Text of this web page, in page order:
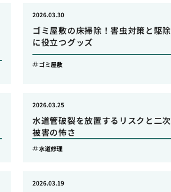
ゴミ屋敷の床掃除！害虫対策と駆除
に役立つグッズ
2026.03.30
ゴミ屋敷
水道管破裂を放置するリスクと二次
被害の怖さ
2026.03.25
水道修理
2026.03.19